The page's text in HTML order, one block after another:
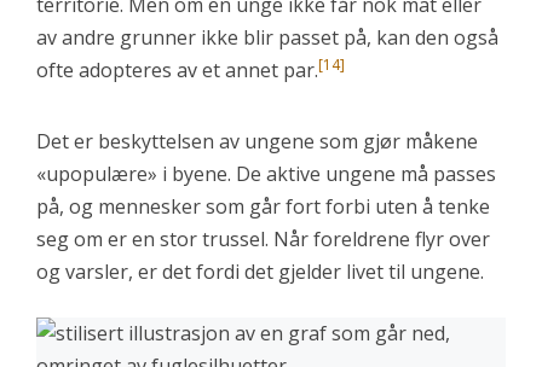
territorie. Men om en unge ikke får nok mat eller
av andre grunner ikke blir passet på, kan den også
ofte adopteres av et annet par.[14]
Det er beskyttelsen av ungene som gjør måkene
«upopulære» i byene. De aktive ungene må passes
på, og mennesker som går fort forbi uten å tenke
seg om er en stor trussel. Når foreldrene flyr over
og varsler, er det fordi det gjelder livet til ungene.